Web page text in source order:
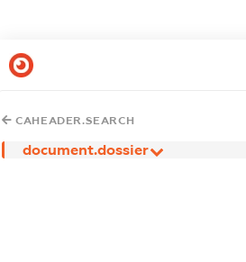
CAHEADER.SEARCH
document.dossier